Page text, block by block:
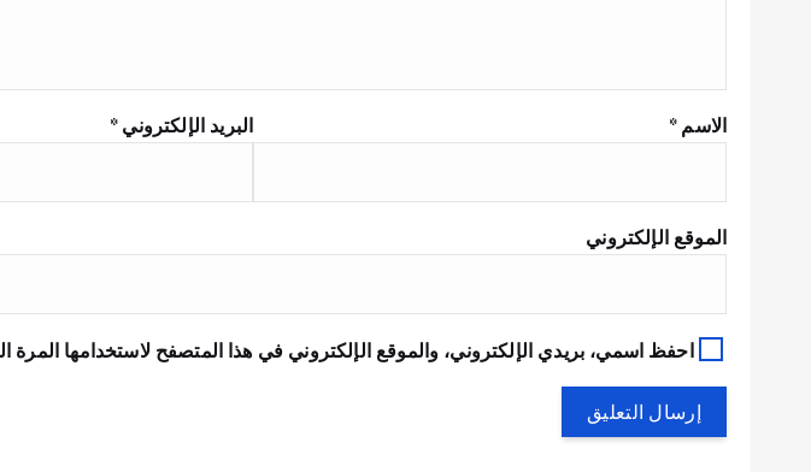
الاسم* البريد الإلكتروني*
الموقع الإلكتروني
احفظ اسمي، بريدي الإلكتروني، والموقع الإلكتروني في هذا المتصفح لاستخدامها المرة